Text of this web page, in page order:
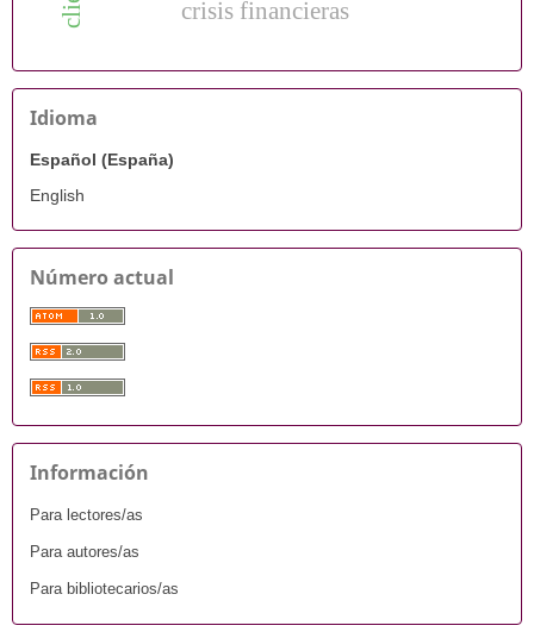
crisis financieras
Idioma
Español (España)
English
Número actual
Información
Para lectores/as
Para autores/as
Para bibliotecarios/as